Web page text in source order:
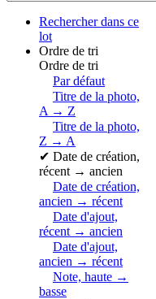
Rechercher dans ce
lot
Ordre de tri
Ordre de tri
Par défaut
Titre de la photo,
A → Z
Titre de la photo,
Z → A
✔ Date de création,
récent → ancien
Date de création,
ancien → récent
Date d'ajout,
récent → ancien
Date d'ajout,
ancien → récent
Note, haute →
basse